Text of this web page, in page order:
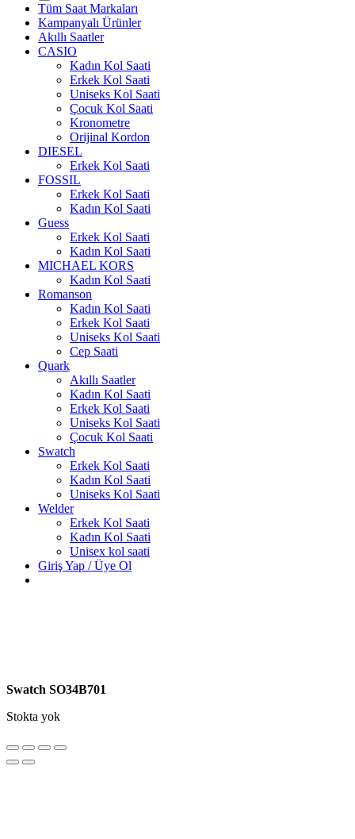
Tüm Saat Markaları
Kampanyalı Ürünler
Akıllı Saatler
CASIO
Kadın Kol Saati
Erkek Kol Saati
Uniseks Kol Saati
Çocuk Kol Saati
Kronometre
Orijinal Kordon
DIESEL
Erkek Kol Saati
FOSSIL
Erkek Kol Saati
Kadın Kol Saati
Guess
Erkek Kol Saati
Kadın Kol Saati
MICHAEL KORS
Kadın Kol Saati
Romanson
Kadın Kol Saati
Erkek Kol Saati
Uniseks Kol Saati
Cep Saati
Quark
Akıllı Saatler
Kadın Kol Saati
Erkek Kol Saati
Uniseks Kol Saati
Çocuk Kol Saati
Swatch
Erkek Kol Saati
Kadın Kol Saati
Uniseks Kol Saati
Welder
Erkek Kol Saati
Kadın Kol Saati
Unisex kol saati
Giriş Yap / Üye Ol
Swatch SO34B701
Stokta yok